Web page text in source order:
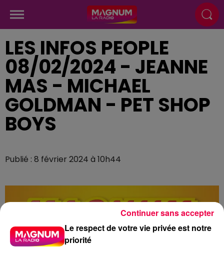
LES INFOS PEOPLE
08/02/2024 - JEANNE
MAS - MICHAEL
GOLDMAN - PET SHOP
BOYS
Publié : 8 février 2024 à 10h44
Le respect de votre vie privée est notre
priorité
Continuer sans accepter